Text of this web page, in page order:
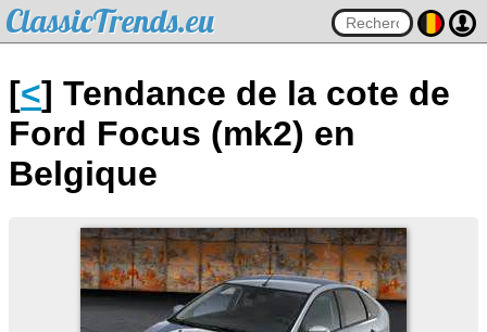
ClassicTrends.eu
[<] Tendance de la cote de
Ford Focus (mk2) en
Belgique